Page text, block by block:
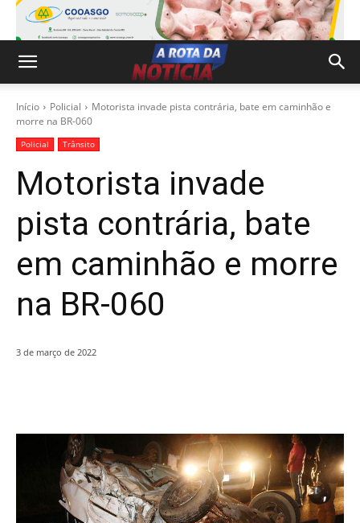
Início Policial
Motorista invade pista contrária, bate em caminhão e
morre na BR-060
Policial Trânsito
Motorista invade
pista contrária, bate
em caminhão e morre
na BR-060
3 de março de 2022